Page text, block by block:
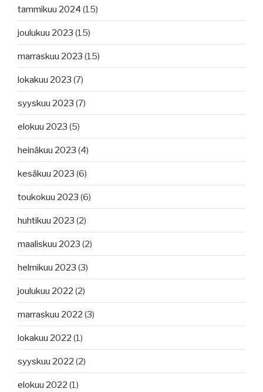
tammikuu 2024 (15)
joulukuu 2023 (15)
marraskuu 2023 (15)
lokakuu 2023 (7)
syyskuu 2023 (7)
elokuu 2023 (5)
heinäkuu 2023 (4)
kesäkuu 2023 (6)
toukokuu 2023 (6)
huhtikuu 2023 (2)
maaliskuu 2023 (2)
helmikuu 2023 (3)
joulukuu 2022 (2)
marraskuu 2022 (3)
lokakuu 2022 (1)
syyskuu 2022 (2)
elokuu 2022 (1)